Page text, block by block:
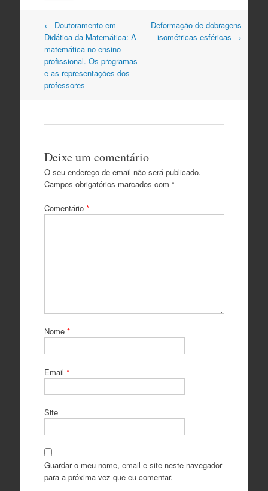
Post
navigation
← Doutoramento em
Didática da Matemática: A
matemática no ensino
profissional. Os programas
e as representações dos
professores
Deformação de dobragens
isométricas esféricas →
Deixe um comentário
O seu endereço de email não será publicado.
Campos obrigatórios marcados com *
Comentário *
Nome *
Email *
Site
Guardar o meu nome, email e site neste navegador
para a próxima vez que eu comentar.